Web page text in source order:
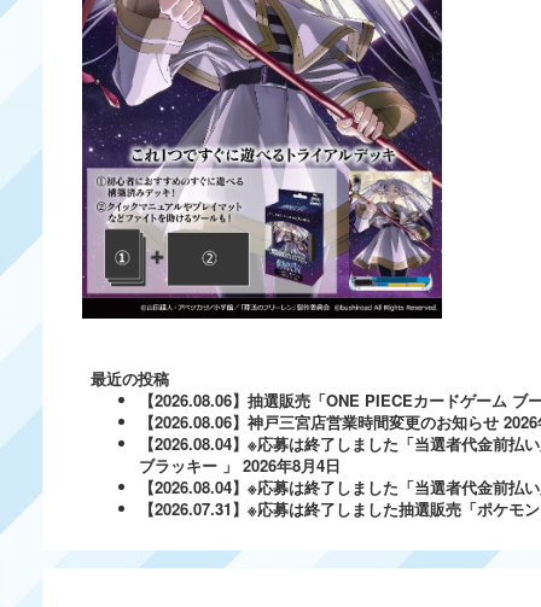
最近の投稿
【2026.08.06】抽選販売「ONE PIECEカードゲーム ブ
【2026.08.06】神戸三宮店営業時間変更のお知らせ
【2026.08.04】※応募は終了しました「当選者代金前
ブラッキー 」 2026年8月4日
【2026.08.04】※応募は終了しました「当選者代金前
【2026.07.31】※応募は終了しました抽選販売「ポケ